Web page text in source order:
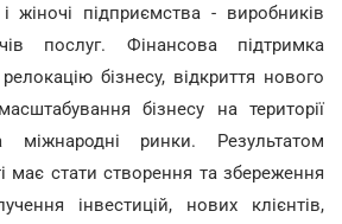
жіночі підприємства - виробників
послуг. Фінансова підтримка
бізнесу, відкриття нового
бізнесу на території
міжнародні ринки. Результатом
має стати створення та збереження
інвестицій, нових клієнтів,